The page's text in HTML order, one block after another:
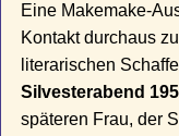
Eine Makemake-
Kontakt durchaus
literarischen
Silvesterabend
späteren Frau, der